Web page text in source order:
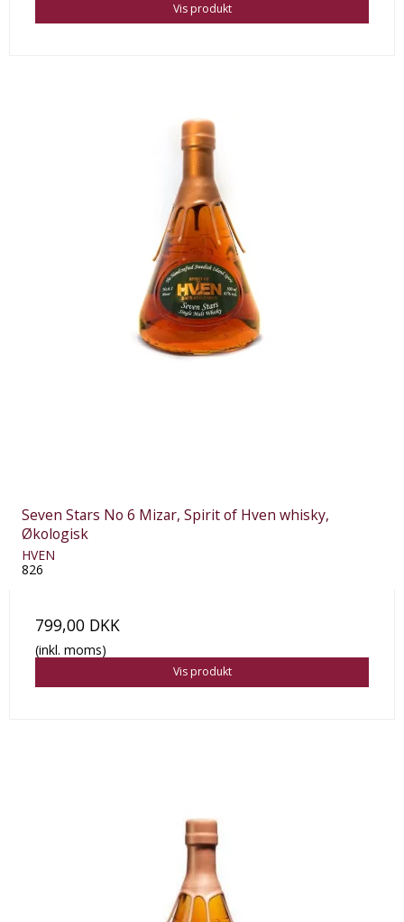
Vis produkt
Seven Stars No 6 Mizar, Spirit of Hven whisky,
Økologisk
HVEN
826
799,00 DKK
(inkl. moms)
Vis produkt